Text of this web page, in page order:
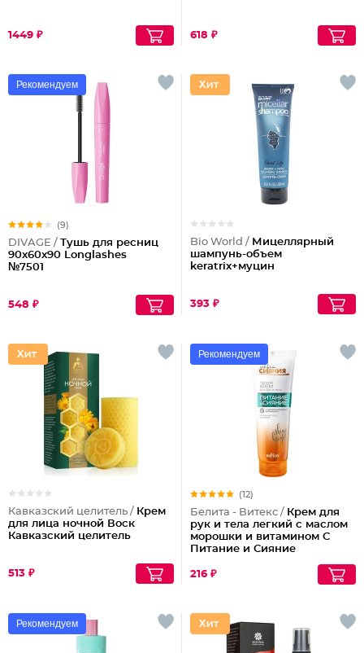
1449 ₽ 618 ₽
Рекомендуем
(9)
DIVAGE / Тушь для ресниц
90x60x90 Longlashes
№7501
548 ₽
Bio World / Мицеллярный
шампунь-объем
keratrix+муцин
393 ₽
Кавказский целитель / Крем
для лица ночной Воск
Кавказский целитель
513 ₽
Рекомендуем
(12)
Белита - Витекс / Крем для
рук и тела легкий с маслом
морошки и витамином C
Питание и Сияние
216 ₽
Рекомендуем